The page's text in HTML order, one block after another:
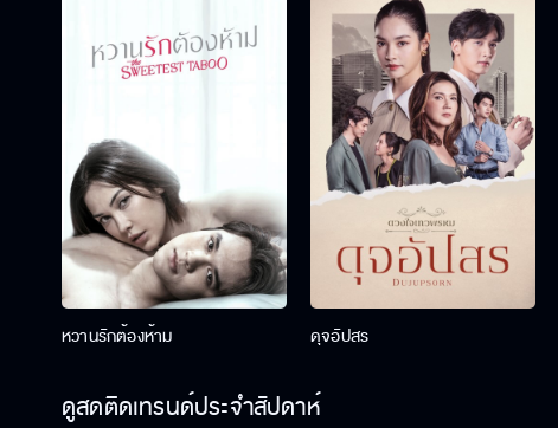
หวานรักต้องห้าม ดุจอัปสร
ดูสดติดเทรนด์ประจำสัปดาห์